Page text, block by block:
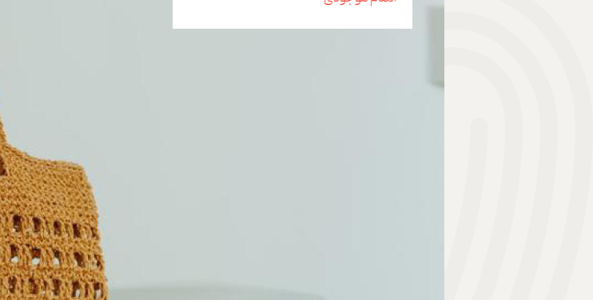
هدیه | Gift